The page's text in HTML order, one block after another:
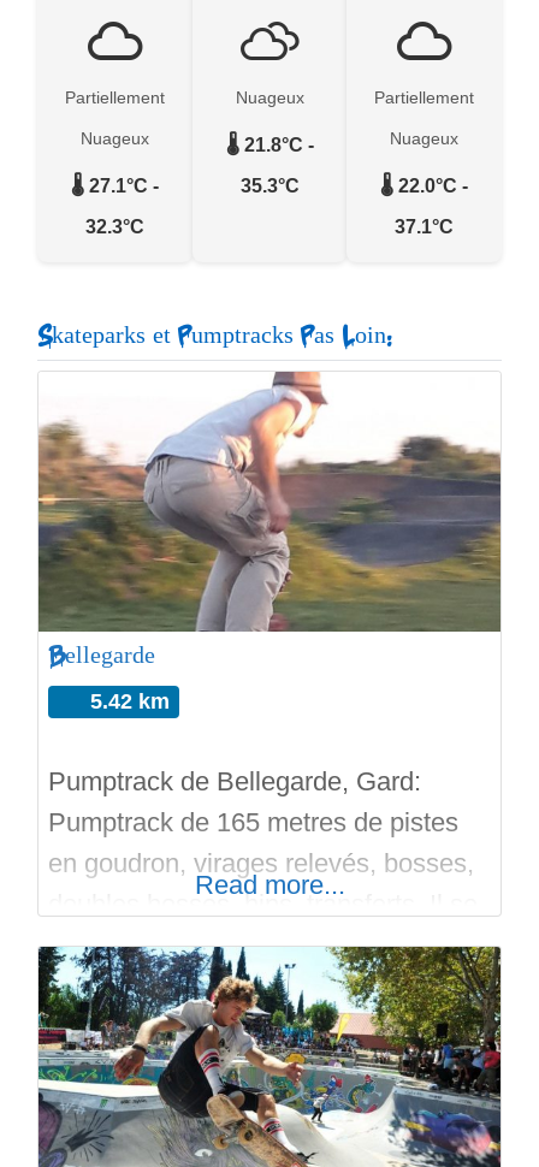
Partiellement
Nuageux
🌡️ 27.1°C -
32.3°C
Nuageux
🌡️ 21.8°C -
35.3°C
Partiellement
Nuageux
🌡️ 22.0°C -
37.1°C
Skateparks et Pumptracks Pas Loin:
Bellegarde
5.42 km
Pumptrack de Bellegarde, Gard:
Pumptrack de 165 metres de pistes
en goudron, virages relevés, bosses,
doubles bosses, hips, transferts. Il se
situe dans le Ludo Parc de Bellegarde
avec des jeux et workout pour les
utilisateurs, stade de City Foot, point
d’eau, parking. Construit en 2019.
Regardez les photos et les vidéos.
Bon run sur Skateparks.fr.
Read more...